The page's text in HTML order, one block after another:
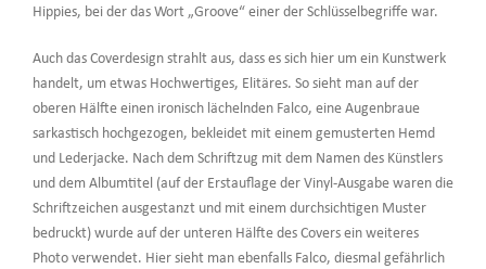
Hippies, bei der das Wort „Groove“ einer der Schlüsselbegriffe war.
Auch das Coverdesign strahlt aus, dass es sich hier um ein Kunstwerk
handelt, um etwas Hochwertiges, Elitäres. So sieht man auf der
oberen Hälfte einen ironisch lächelnden Falco, eine Augenbraue
sarkastisch hochgezogen, bekleidet mit einem gemusterten Hemd
und Lederjacke. Nach dem Schriftzug mit dem Namen des Künstlers
und dem Albumtitel (auf der Erstauflage der Vinyl-Ausgabe waren die
Schriftzeichen ausgestanzt und mit einem durchsichtigen Muster
bedruckt) wurde auf der unteren Hälfte des Covers ein weiteres
Photo verwendet. Hier sieht man ebenfalls Falco, diesmal gefährlich